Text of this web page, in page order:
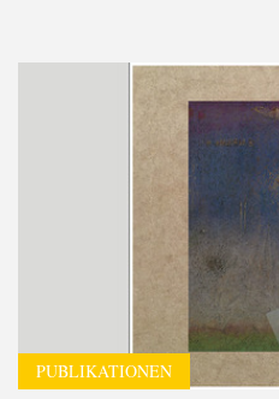
PUBLIKATIONEN